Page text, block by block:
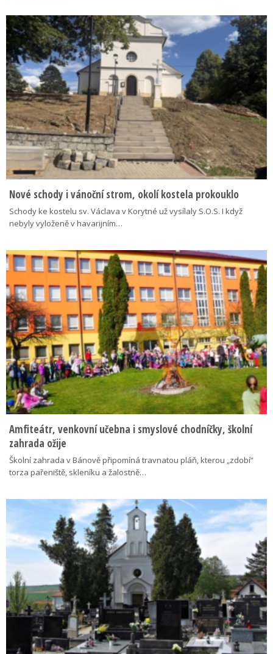
Nové schody i vánoční strom, okolí kostela prokouklo
Schody ke kostelu sv. Václava v Korytné už vysílaly S.O.S. I když
nebyly vyloženě v havarijním…
Amfiteátr, venkovní učebna i smyslové chodníčky, školní
zahrada ožije
Školní zahrada v Bánově připomíná travnatou pláň, kterou „zdobí“
torza pařeniště, skleníku a žalostně…